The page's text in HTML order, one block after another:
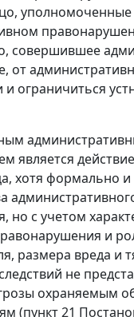
совершившее
от
и ограничиться
является
хотя формально
но с учетом
и
размера вреда и
не
охраняемым
(пункт 21